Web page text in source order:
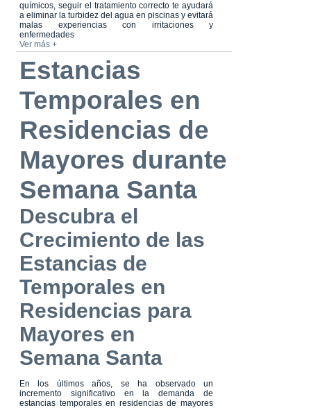
químicos, seguir el tratamiento correcto te ayudará
a eliminar la turbidez del agua en piscinas y evitará
malas experiencias con irritaciones y
enfermedades
Ver más +
Estancias
Temporales en
Residencias de
Mayores durante
Semana Santa
Descubra el
Crecimiento de las
Estancias de
Temporales en
Residencias para
Mayores en
Semana Santa
En los últimos años, se ha observado un
incremento significativo en la demanda de
estancias temporales en residencias de mayores